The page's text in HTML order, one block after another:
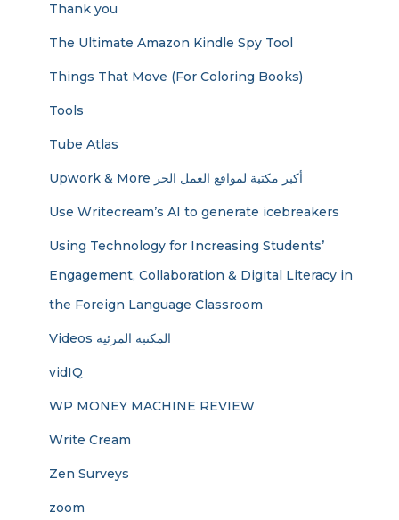
Thank you
The Ultimate Amazon Kindle Spy Tool
Things That Move (For Coloring Books)
Tools
Tube Atlas
Upwork & More أكبر مكتبة لمواقع العمل الحر
Use Writecream’s AI to generate icebreakers
Using Technology for Increasing Students’
Engagement, Collaboration & Digital Literacy in
the Foreign Language Classroom
Videos المكتبة المرئية
vidIQ
WP MONEY MACHINE REVIEW
Write Cream
Zen Surveys
zoom